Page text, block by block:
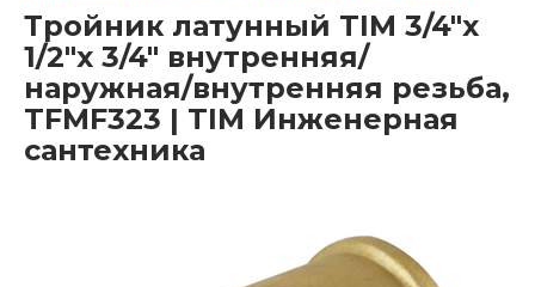
Тройник латунный TIM 3/4"x
1/2"x 3/4" внутренняя/
наружная/внутренняя резьба,
TFMF323 | TIM Инженерная
сантехника